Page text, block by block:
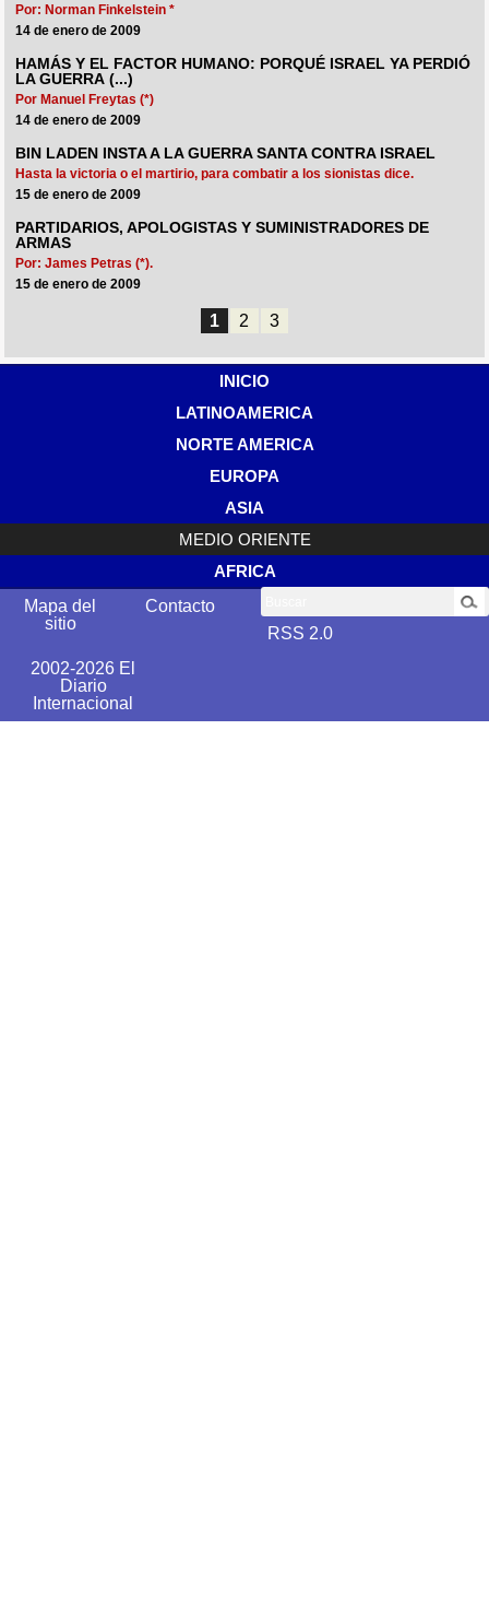
Por: Norman Finkelstein *
14 de enero de 2009
HAMÁS Y EL FACTOR HUMANO: PORQUÉ ISRAEL YA PERDIÓ
LA GUERRA (...)
Por Manuel Freytas (*)
14 de enero de 2009
BIN LADEN INSTA A LA GUERRA SANTA CONTRA ISRAEL
Hasta la victoria o el martirio, para combatir a los sionistas dice.
15 de enero de 2009
PARTIDARIOS, APOLOGISTAS Y SUMINISTRADORES DE
ARMAS
Por: James Petras (*).
15 de enero de 2009
1 2 3
INICIO
LATINOAMERICA
NORTE AMERICA
EUROPA
ASIA
MEDIO ORIENTE
AFRICA
Mapa del
sitio
Contacto
RSS 2.0
2002-2026 El
Diario
Internacional